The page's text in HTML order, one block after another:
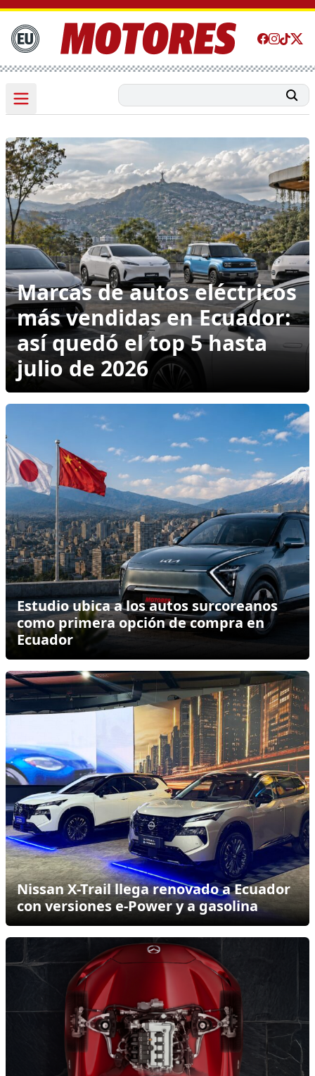
Marcas de autos eléctricos
más vendidas en Ecuador:
así quedó el top 5 hasta
julio de 2026
Estudio ubica a los autos surcoreanos
como primera opción de compra en
Ecuador
Nissan X-Trail llega renovado a Ecuador
con versiones e-Power y a gasolina